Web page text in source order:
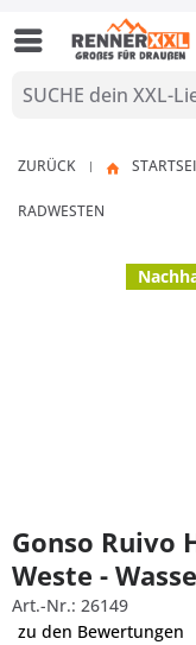
ZURÜCK |
RADWESTEN
Gonso Ruivo
Weste -
Art.-Nr.: 26149
zu den Bewertungen